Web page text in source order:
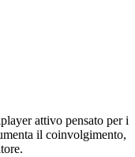
attivo pensato per i
il coinvolgimento,